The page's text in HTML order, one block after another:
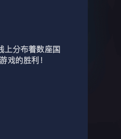
上分布着数座国
的胜利！